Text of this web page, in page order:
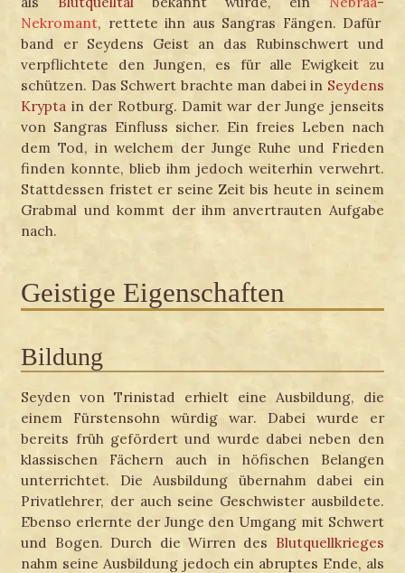
Nekromant, rettete ihn aus Sangras Fängen. Dafür
band er Seydens Geist an das Rubinschwert und
verpflichtete den Jungen, es für alle Ewigkeit zu
schützen. Das Schwert brachte man dabei in Seydens
Krypta in der Rotburg. Damit war der Junge jenseits
von Sangras Einfluss sicher. Ein freies Leben nach
dem Tod, in welchem der Junge Ruhe und Frieden
finden konnte, blieb ihm jedoch weiterhin verwehrt.
Stattdessen fristet er seine Zeit bis heute in seinem
Grabmal und kommt der ihm anvertrauten Aufgabe
nach.
Geistige Eigenschaften
Bildung
Seyden von Trinistad erhielt eine Ausbildung, die
einem Fürstensohn würdig war. Dabei wurde er
bereits früh gefördert und wurde dabei neben den
klassischen Fächern auch in höfischen Belangen
unterrichtet. Die Ausbildung übernahm dabei ein
Privatlehrer, der auch seine Geschwister ausbildete.
Ebenso erlernte der Junge den Umgang mit Schwert
und Bogen. Durch die Wirren des Blutquellkrieges
nahm seine Ausbildung jedoch ein abruptes Ende, als